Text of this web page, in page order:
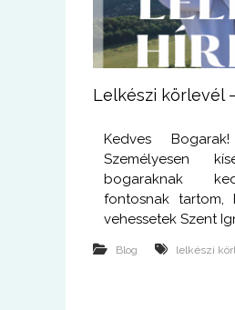
Lelkészi körlevél –
Kedves
Személyesen
bogaraknak
fontosnak
vehessetek Szent
Blog lelkészi